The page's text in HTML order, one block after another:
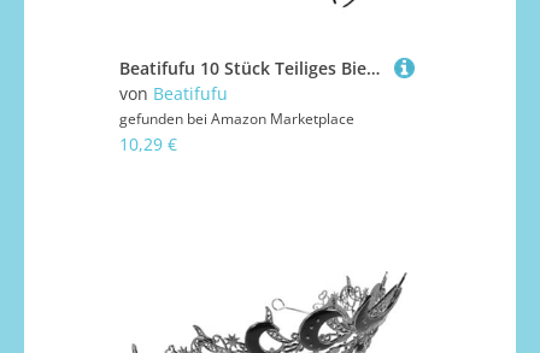
Beatifufu 10 Stück Teiliges Bienen antennen haarreif Leichten Tier pompons Langlebig und Verformungsbeständig Modisches Kostümzubehör für Damen und Mädchen zu Halloween und Karneval
von Beatifufu
gefunden bei Amazon Marketplace
10,29 €